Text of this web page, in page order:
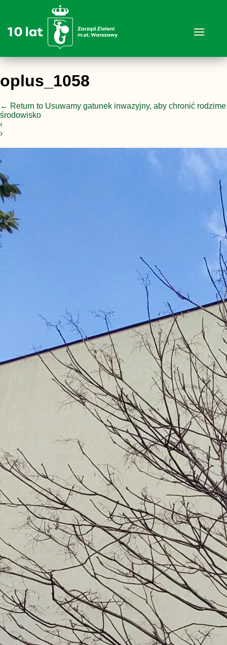
oplus_1058
← Return to Usuwamy gatunek inwazyjny, aby chronić rodzime
środowisko
‹
›